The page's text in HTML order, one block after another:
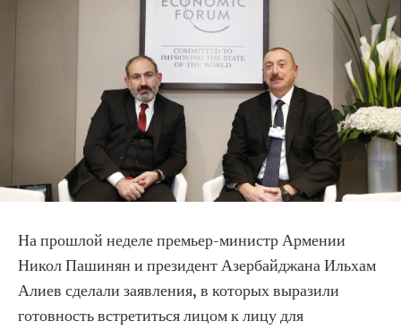
На прошлой неделе премьер-министр Армении
Никол Пашинян и президент Азербайджана Ильхам
Алиев сделали заявления, в которых выразили
готовность встретиться лицом к лицу для